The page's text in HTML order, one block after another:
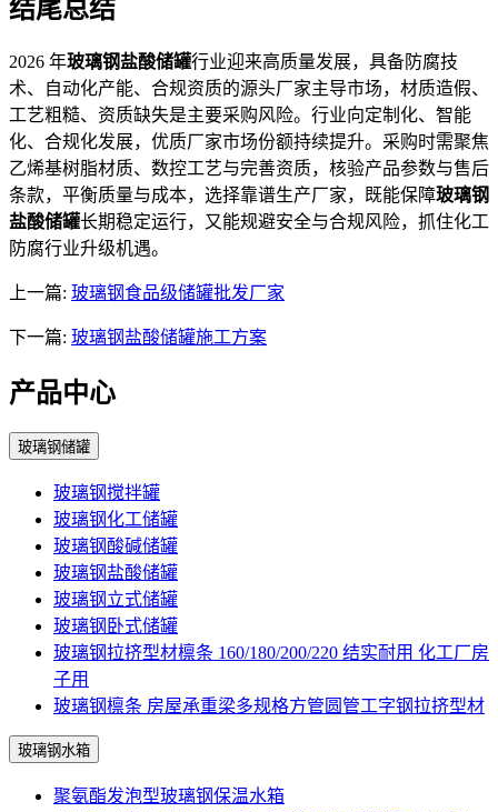
结尾总结
2026 年玻璃钢盐酸储罐行业迎来高质量发展，具备防腐技
术、自动化产能、合规资质的源头厂家主导市场，材质造假、
工艺粗糙、资质缺失是主要采购风险。行业向定制化、智能
化、合规化发展，优质厂家市场份额持续提升。采购时需聚焦
乙烯基树脂材质、数控工艺与完善资质，核验产品参数与售后
条款，平衡质量与成本，选择靠谱生产厂家，既能保障玻璃钢
盐酸储罐长期稳定运行，又能规避安全与合规风险，抓住化工
防腐行业升级机遇。
上一篇: 玻璃钢食品级储罐批发厂家
下一篇: 玻璃钢盐酸储罐施工方案
产品中心
玻璃钢储罐
玻璃钢搅拌罐
玻璃钢化工储罐
玻璃钢酸碱储罐
玻璃钢盐酸储罐
玻璃钢立式储罐
玻璃钢卧式储罐
玻璃钢拉挤型材檩条 160/180/200/220 结实耐用 化工厂房
子用
玻璃钢檩条 房屋承重梁多规格方管圆管工字钢拉挤型材
玻璃钢水箱
聚氨酯发泡型玻璃钢保温水箱